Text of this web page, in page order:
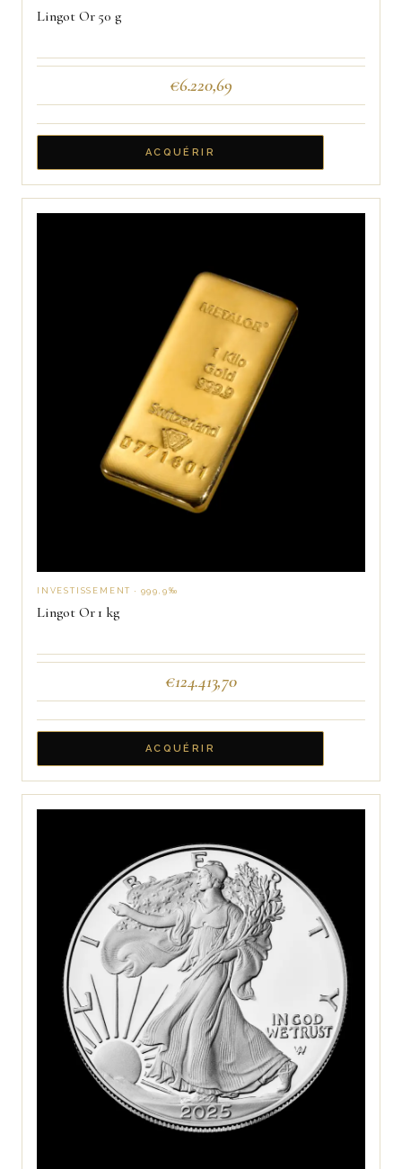
Lingot Or 50 g
€6.220,69
ACQUÉRIR
INVESTISSEMENT · 999,9‰
Lingot Or 1 kg
€124.413,70
ACQUÉRIR